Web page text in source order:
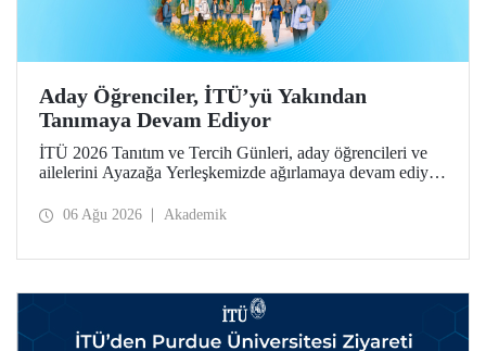
Aday Öğrenciler, İTÜ’yü Yakından
Tanımaya Devam Ediyor
İTÜ 2026 Tanıtım ve Tercih Günleri, aday öğrencileri ve
ailelerini Ayazağa Yerleşkemizde ağırlamaya devam ediyor.
ilgili fakülte ve birimler adaylara bilgi vermeye devam
06 Ağu 2026 Akademik